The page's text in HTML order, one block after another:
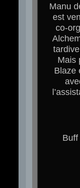
Manu
est
co-
Mais
Blaze